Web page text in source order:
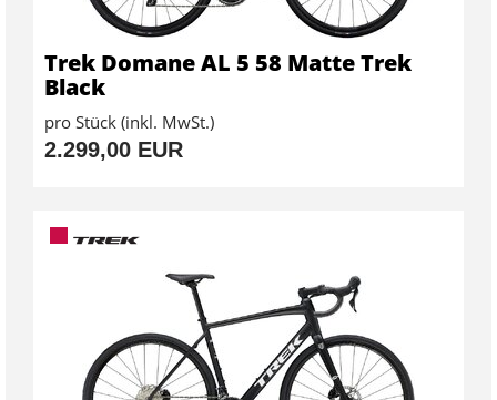
Trek Domane AL 5 58 Matte Trek
Black
pro Stück (inkl. MwSt.)
2.299,00 EUR